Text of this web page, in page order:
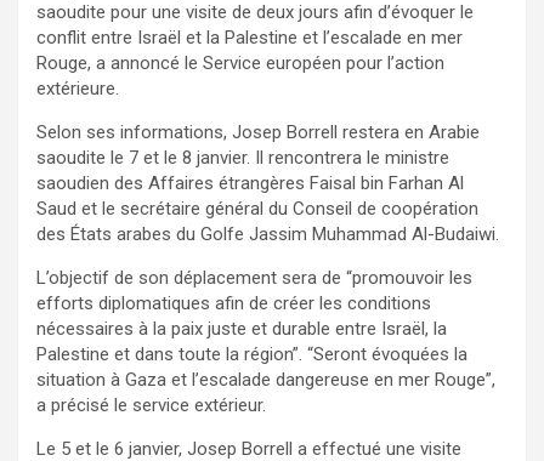
saoudite pour une visite de deux jours afin d’évoquer le
conflit entre Israël et la Palestine et l’escalade en mer
Rouge, a annoncé le Service européen pour l’action
extérieure.
Selon ses informations, Josep Borrell restera en Arabie
saoudite le 7 et le 8 janvier. Il rencontrera le ministre
saoudien des Affaires étrangères Faisal bin Farhan Al
Saud et le secrétaire général du Conseil de coopération
des États arabes du Golfe Jassim Muhammad Al-Budaiwi.
L’objectif de son déplacement sera de “promouvoir les
efforts diplomatiques afin de créer les conditions
nécessaires à la paix juste et durable entre Israël, la
Palestine et dans toute la région”. “Seront évoquées la
situation à Gaza et l’escalade dangereuse en mer Rouge”,
a précisé le service extérieur.
Le 5 et le 6 janvier, Josep Borrell a effectué une visite